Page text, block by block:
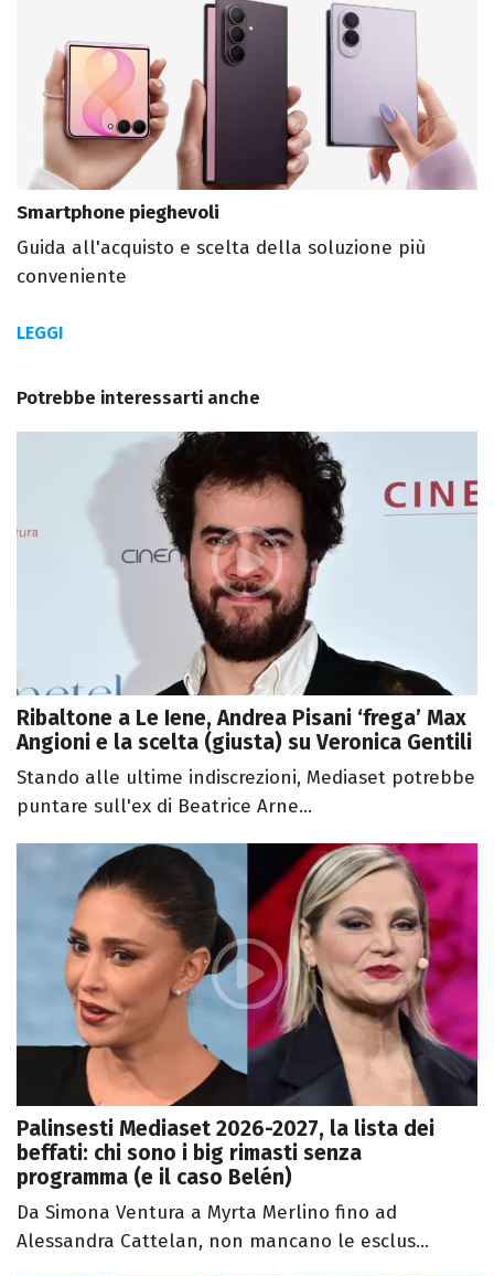
Smartphone pieghevoli
Guida all'acquisto e scelta della soluzione più
conveniente
LEGGI
Potrebbe interessarti anche
Ribaltone a Le Iene, Andrea Pisani ‘frega’ Max
Angioni e la scelta (giusta) su Veronica Gentili
Stando alle ultime indiscrezioni, Mediaset potrebbe
puntare sull'ex di Beatrice Arne...
Palinsesti Mediaset 2026-2027, la lista dei
beffati: chi sono i big rimasti senza
programma (e il caso Belén)
Da Simona Ventura a Myrta Merlino fino ad
Alessandra Cattelan, non mancano le esclus...